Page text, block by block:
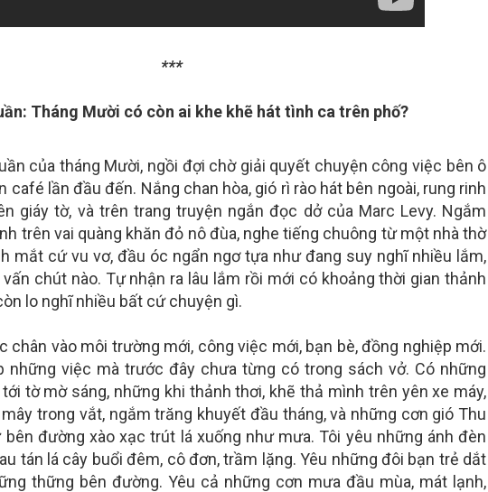
***
Tháng Mười có còn ai khe khẽ hát tình ca trên phố?
của tháng Mười, ngồi đợi chờ giải quyết chuyện công việc bên ô
café lần đầu đến. Nắng chan hòa, gió rì rào hát bên ngoài, rung rinh
giáy tờ, và trên trang truyện ngắn đọc dở của Marc Levy. Ngắm
trên vai quàng khăn đỏ nô đùa, nghe tiếng chuông từ một nhà thờ
mắt cứ vu vơ, đầu óc ngẩn ngơ tựa như đang suy nghĩ nhiều lắm,
chút nào. Tự nhận ra lâu lắm rồi mới có khoảng thời gian thảnh
lo nghĩ nhiều bất cứ chuyện gì.
chân vào môi trường mới, công việc mới, bạn bè, đồng nghiệp mới.
những việc mà trước đây chưa từng có trong sách vở. Có những
tờ mờ sáng, những khi thảnh thơi, khẽ thả mình trên yên xe máy,
trong vắt, ngắm trăng khuyết đầu tháng, và những cơn gió Thu
đường xào xạc trút lá xuống như mưa. Tôi yêu những ánh đèn
tán lá cây buổi đêm, cô đơn, trầm lặng. Yêu những đôi bạn trẻ dắt
thững bên đường. Yêu cả những cơn mưa đầu mùa, mát lạnh,